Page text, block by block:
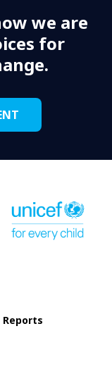
we are
for
Reports